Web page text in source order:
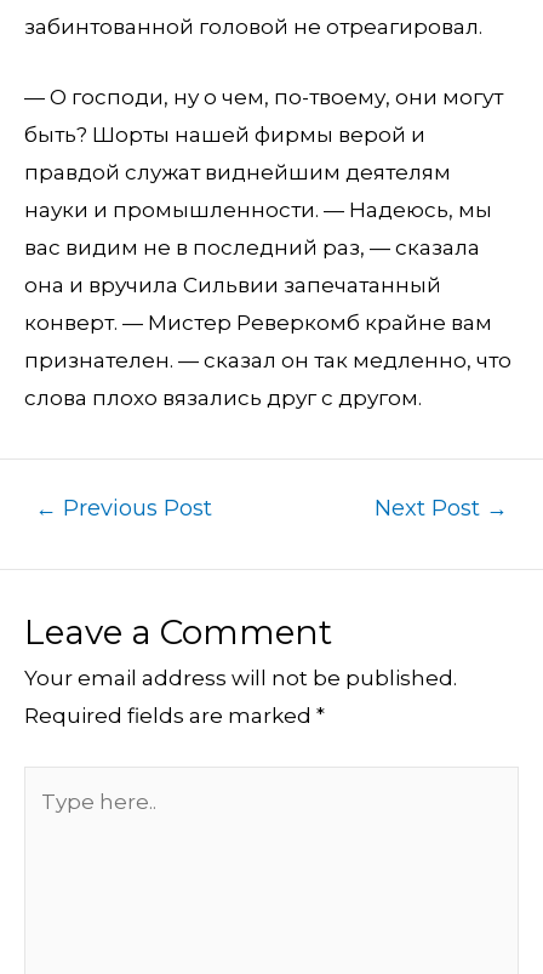
забинтованной головой не отреагировал.
— О господи, ну о чем, по-твоему, они могут
быть? Шорты нашей фирмы верой и
правдой служат виднейшим деятелям
науки и промышленности. — Надеюсь, мы
вас видим не в последний раз, — сказала
она и вручила Сильвии запечатанный
конверт. — Мистер Реверкомб крайне вам
признателен. — сказал он так медленно, что
слова плохо вязались друг с другом.
← Previous Post Next Post →
Leave a Comment
Your email address will not be published.
Required fields are marked *
here..